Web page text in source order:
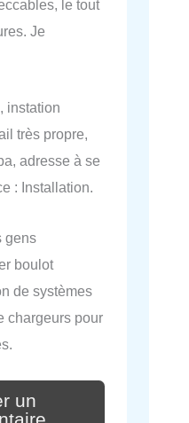
le tout
Je
instation
très propre,
adresse à se
: Installation.
gens
boulot
de systèmes
chargeurs pour
un